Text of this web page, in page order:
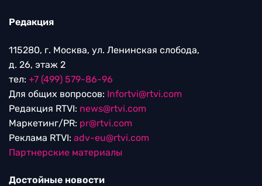
Редакция
115280, г. Москва, ул. Ленинская слобода,
д. 26, этаж 2
тел: +7 (499) 579-86-96
Для общих вопросов: Infortvi@rtvi.com
Редакция RTVI: news@rtvi.com
Маркетинг/PR: pr@rtvi.com
Реклама RTVI: adv-eu@rtvi.com
Партнерские материалы
Достойные новости